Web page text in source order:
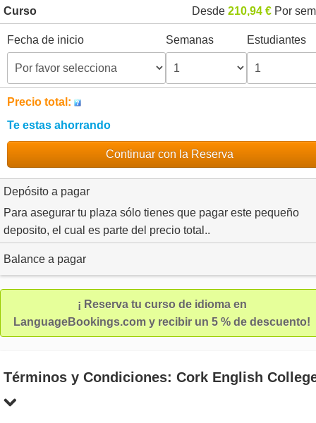
Curso Desde 210,94 € Por
Fecha de inicio Semanas Estudiantes
Precio total:
Te estas ahorrando
Continuar con la Reserva
Depósito a pagar
Para asegurar tu plaza sólo tienes que pagar este pequeño
deposito, el cual es parte del precio total..
Balance a pagar
¡ Reserva tu curso de idioma en
LanguageBookings.com y recibir un 5 % de descuento!
Términos y Condiciones: Cork English